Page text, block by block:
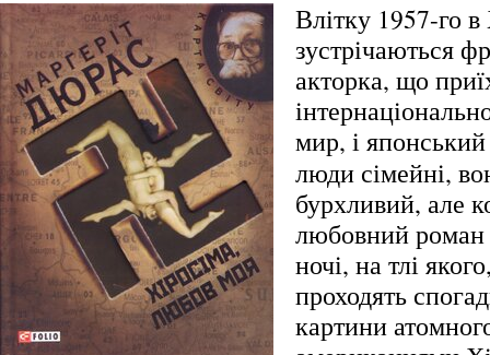
Влітку 1957-го в
зустрічаються
акторка, що
мир, і
люди сімейні,
бурхливий, але
любовний роман
ночі, на тлі
проходять
картини